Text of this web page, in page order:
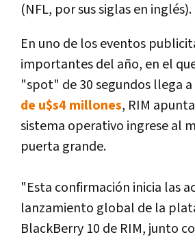
(NFL, por sus siglas en inglés).
En uno de los eventos
importantes del año, en el
"spot" de 30 segundos llega
de u$s4 millones, RIM
sistema operativo ingrese al
puerta grande.
"Esta confirmación inicia las
lanzamiento global de la
BlackBerry 10 de RIM, junto